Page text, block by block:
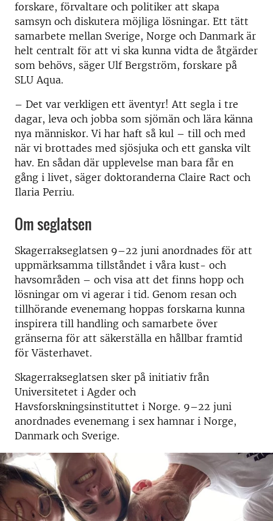
forskare, förvaltare och politiker att skapa
samsyn och diskutera möjliga lösningar. Ett tätt
samarbete mellan Sverige, Norge och Danmark är
helt centralt för att vi ska kunna vidta de åtgärder
som behövs, säger Ulf Bergström, forskare på
SLU Aqua.
– Det var verkligen ett äventyr! Att segla i tre
dagar, leva och jobba som sjömän och lära känna
nya människor. Vi har haft så kul – till och med
när vi brottades med sjösjuka och ett ganska vilt
hav. En sådan där upplevelse man bara får en
gång i livet, säger doktoranderna Claire Ract och
Ilaria Perriu.
Om seglatsen
Skagerrakseglatsen 9–22 juni anordnades för att
uppmärksamma tillståndet i våra kust- och
havsområden – och visa att det finns hopp och
lösningar om vi agerar i tid. Genom resan och
tillhörande evenemang hoppas forskarna kunna
inspirera till handling och samarbete över
gränserna för att säkerställa en hållbar framtid
för Västerhavet.
Skagerrakseglatsen sker på initiativ från
Universitetet i Agder och
Havsforskningsinstituttet i Norge. 9–22 juni
anordnades evenemang i sex hamnar i Norge,
Danmark och Sverige.